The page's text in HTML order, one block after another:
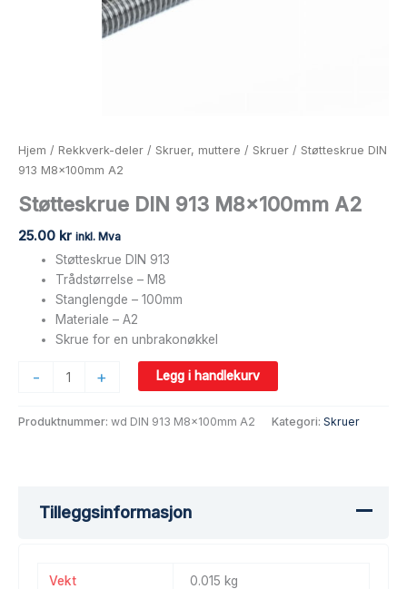
Hjem / Rekkverk-deler / Skruer, muttere / Skruer / Støtteskrue DIN
913 M8x100mm A2
Støtteskrue DIN 913 M8x100mm A2
25.00 kr inkl. Mva
Støtteskrue DIN 913
Trådstørrelse – M8
Stanglengde – 100mm
Materiale – A2
Skrue for en unbrakonøkkel
- + Legg i handlekurv
Produktnummer: wd DIN 913 M8x100mm A2 Kategori: Skruer
Tilleggsinformasjon
Vekt 0.015 kg